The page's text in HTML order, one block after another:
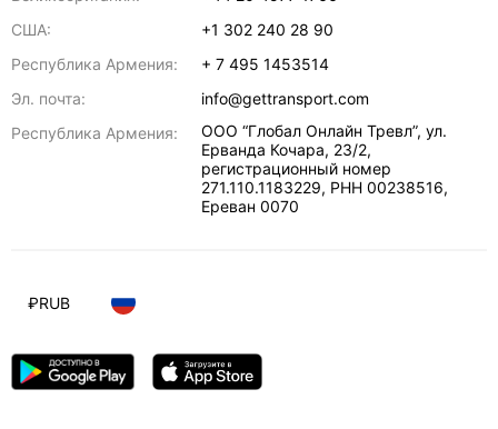
США:
+1 302 240 28 90
Республика Армения:
+ 7 495 1453514
Эл. почта:
info@gettransport.com
Республика Армения:
ООО “Глобал Онлайн Тревл”, ул.
Ерванда Кочара, 23/2,
регистрационный номер
271.110.1183229, РНН 00238516,
Ереван 0070
₽RUB